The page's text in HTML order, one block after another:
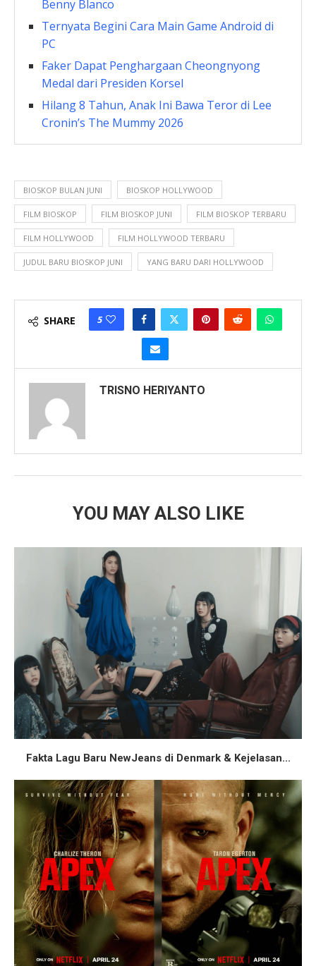
Benny Blanco
Ternyata Begini Cara Main Game Android di
PC
Faker Dapat Penghargaan Cheongnyong
Medal dari Presiden Korsel
Hilang 8 Tahun, Anak Ini Bawa Teror di Lee
Cronin’s The Mummy 2026
BIOSKOP BULAN JUNI BIOSKOP HOLLYWOOD
FILM BIOSKOP FILM BIOSKOP JUNI FILM BIOSKOP TERBARU
FILM HOLLYWOOD FILM HOLLYWOOD TERBARU
JUDUL BARU BIOSKOP JUNI YANG BARU DARI HOLLYWOOD
SHARE 5
TRISNO HERIYANTO
YOU MAY ALSO LIKE
Fakta Lagu Baru NewJeans di Denmark & Kejelasan...